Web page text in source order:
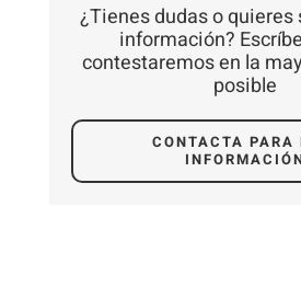
¿Tienes dudas o
información?
contestaremos en la
posible
CONTACTA PARA